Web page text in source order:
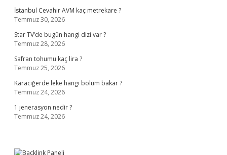
İstanbul Cevahir AVM kaç metrekare ?
Temmuz 30, 2026
Star TV’de bugün hangi dizi var ?
Temmuz 28, 2026
Safran tohumu kaç lira ?
Temmuz 25, 2026
Karaciğerde leke hangi bölüm bakar ?
Temmuz 24, 2026
1 jenerasyon nedir ?
Temmuz 24, 2026